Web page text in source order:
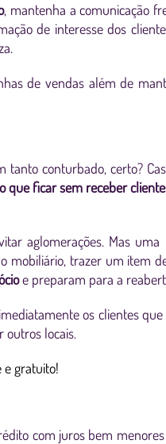
, mantenha a comunicação
de interesse dos
de vendas além de
conturbado, certo?
que ficar sem receber
aglomerações. Mas uma
mobiliário, trazer um item
e preparam para a
os clientes
outros locais.
e gratuito!
com juros bem